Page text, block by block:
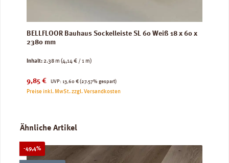
BELLFLOOR Bauhaus Sockelleiste SL 60 Weiß 18 x 60 x
2380 mm
Inhalt:2.38 m (4,14 € / 1 m)
Verkaufspreis:
9,85 € UVP:
Regulärer Preis:
13,60 € (27.57% gespart)
Preise inkl. MwSt. zzgl. Versandkosten
Produktgalerie überspringen
Ähnliche Artikel
-49,4%Rabatt